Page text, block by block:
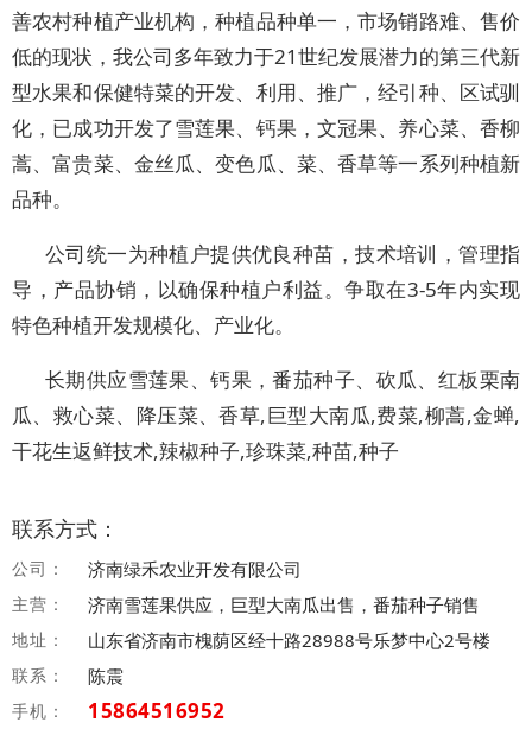
善农村种植产业机构，种植品种单一，市场销路难、售价
低的现状，我公司多年致力于21世纪发展潜力的第三代新
型水果和保健特菜的开发、利用、推广，经引种、区试驯
化，已成功开发了雪莲果、钙果，文冠果、养心菜、香柳
蒿、富贵菜、金丝瓜、变色瓜、菜、香草等一系列种植新
品种。
公司统一为种植户提供优良种苗，技术培训，管理指
导，产品协销，以确保种植户利益。争取在3-5年内实现
特色种植开发规模化、产业化。
长期供应雪莲果、钙果，番茄种子、砍瓜、红板栗南
瓜、救心菜、降压菜、香草,巨型大南瓜,费菜,柳蒿,金蝉,
干花生返鲜技术,辣椒种子,珍珠菜,种苗,种子
联系方式：
公司： 济南绿禾农业开发有限公司
主营： 济南雪莲果供应，巨型大南瓜出售，番茄种子销售
地址： 山东省济南市槐荫区经十路28988号乐梦中心2号楼
联系： 陈震
手机： 15864516952